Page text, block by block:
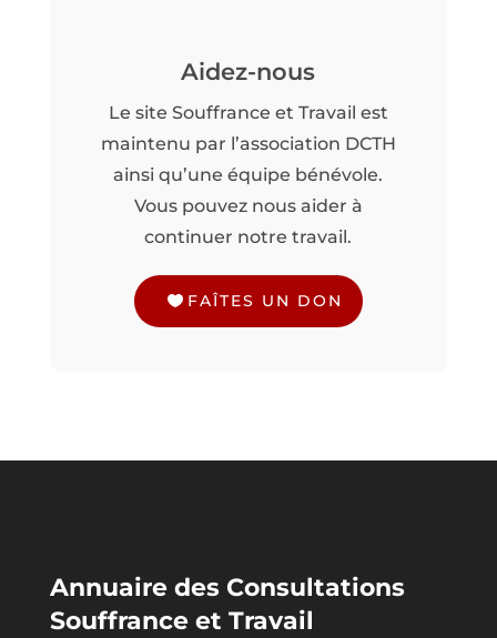
Aidez-nous
Le site Souffrance et Travail est
maintenu par l’association DCTH
ainsi qu’une équipe bénévole.
Vous pouvez nous aider à
continuer notre travail.
FAÎTES UN DON
Annuaire des Consultations
Souffrance et Travail